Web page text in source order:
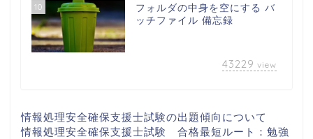
10
フォルダの中身を空にする バ
ッチファイル 備忘録
43229 view
情報処理安全確保支援士試験の出題傾向について
情報処理安全確保支援士試験 合格最短ルート：勉強